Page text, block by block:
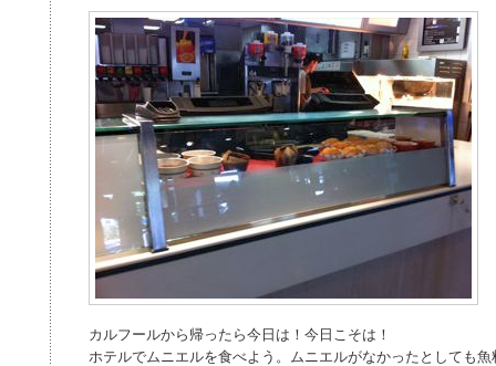
カルフールから帰ったら今日は！今日こそは！
ホテルでムニエルを食べよう。ムニエルがなかったとしても